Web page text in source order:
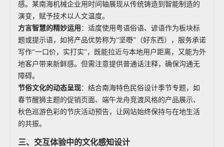
感。某南海机械企业用时间轴展现从传统铸造到智能制造的
演变，赋予技术以人文温度。
方言智慧的精妙运用 ：适度使用粤语俗语、谚语作为板块标
题或提示语，如将产品优势称为“坚嘢”（好东西），服务承诺
写作“一口价，实打实”，既能拉近与本地用户距离，又能为外
地客户带来新鲜感。但需注意提供普通话注释，确保沟通无
障碍。
节俗文化的动态呈现：结合南海特色民俗设计季节专题，如
春节醒狮主题的促销页面、端午龙舟竞渡风格的产品展示、
秋色巡游色彩的节庆活动预告，让网站始终保持与在地生活
的共振。
三、交互体验中的文化感知设计